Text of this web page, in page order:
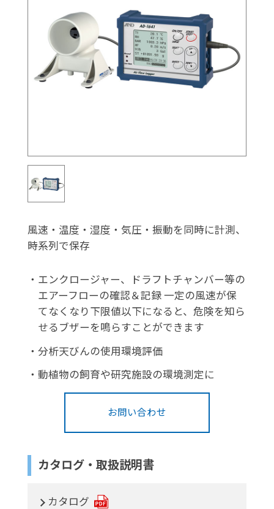
風速・温度・湿度・気圧・振動を同時に計測、
時系列で保存
・ エンクロージャー、ドラフトチャンバー等の
エアーフローの確認＆記録 一定の風速が保
てなくなり下限値以下になると、危険を知ら
せるブザーを鳴らすことができます
・ 分析天びんの使用環境評価
・ 動植物の飼育や研究施設の環境測定に
お問い合わせ
カタログ・取扱説明書
カタログ